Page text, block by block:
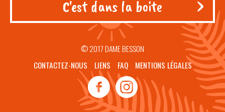
© 2017 DAME BESSON
CONTACTEZ-NOUS
LIENS FAQ MENTIONS LÉGALES